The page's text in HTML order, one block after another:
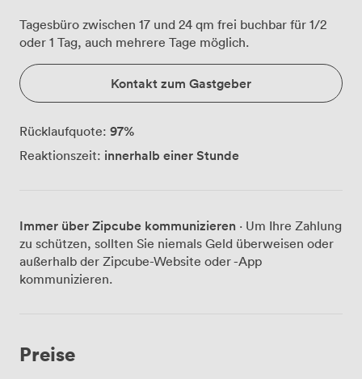
Tagesbüro zwischen 17 und 24 qm frei buchbar für 1/2
oder 1 Tag, auch mehrere Tage möglich.
Kontakt zum Gastgeber
Rücklaufquote: 97%
Reaktionszeit: innerhalb einer Stunde
Immer über Zipcube kommunizieren · Um Ihre Zahlung
zu schützen, sollten Sie niemals Geld überweisen oder
außerhalb der Zipcube-Website oder -App
kommunizieren.
Preise